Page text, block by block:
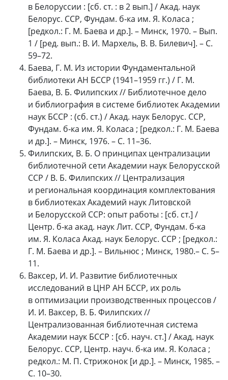
в Белоруссии : [сб. ст. : в 2 вып.] / Акад. наук
Белорус. ССР, Фундам. б‑ка им. Я. Коласа ;
[редкол.: Г. М. Баева и др.]. – Минск, 1970. – Вып.
1 / [ред. вып.: В. И. Мархель, В. В. Билевич]. – С.
59–72.
Баева, Г. М. Из истории Фундаментальной
библиотеки АН БССР (1941–1959 гг.) / Г. М.
Баева, В. Б. Филипских // Библиотечное дело
и библиография в системе библиотек Академии
наук БССР : (сб. ст.) / Акад. наук Белорус. ССР,
Фундам. б‑ка им. Я. Коласа ; [редкол.: Г. М. Баева
и др.]. – Минск, 1976. – С. 11–36.
Филипских, В. Б. О принципах централизации
библиотечной сети Академии наук Белорусской
ССР / В. Б. Филипских // Централизация
и региональная координация комплектования
в библиотеках Академий наук Литовской
и Белорусской ССР: опыт работы : [сб. ст.] /
Центр. б‑ка акад. наук Лит. ССР, Фундам. б‑ка
им. Я. Коласа Акад. наук Белорус. ССР ; [редкол.:
Г. М. Баева и др.]. – Вильнюс ; Минск, 1980.– С. 5–
11.
Ваксер, И. И. Развитие библиотечных
исследований в ЦНР АН БССР, их роль
в оптимизации производственных процессов /
И. И. Ваксер, В. Б. Филипских //
Централизованная библиотечная система
Академии наук БССР : [сб. науч. ст.] / Акад. наук
Белорус. ССР, Центр. науч. б‑ка им. Я. Коласа ;
редкол.: М. П. Стрижонок [и др.]. – Минск, 1985. –
С. 10–30.